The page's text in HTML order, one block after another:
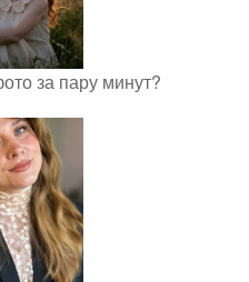
за пару минут?